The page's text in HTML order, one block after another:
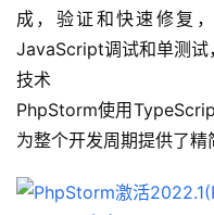
成，验证和快速修复
JavaScript调试和单测
技术
PhpStorm使用
为整个开发周期提供了精